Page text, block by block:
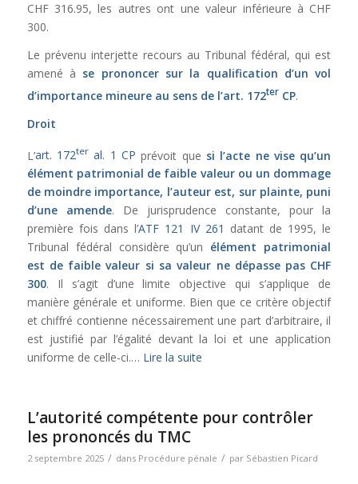
CHF 316.95, les autres ont une valeur inférieure à CHF
300.
Le prévenu interjette recours au Tribunal fédéral, qui est
amené à se prononcer sur la qualification d’un vol
d’importance mineure au sens de l’art. 172terCP.
Droit
L’art. 172teral. 1 CP prévoit que si l’acte ne vise qu’un
élément patrimonial de faible valeur ou un dommage
de moindre importance, l’auteur est, sur plainte, puni
d’une amende. De jurisprudence constante, pour la
première fois dans l’ATF 121 IV 261 datant de 1995, le
Tribunal fédéral considère qu’un élément patrimonial
est de faible valeur si sa valeur ne dépasse pas CHF
300. Il s’agit d’une limite objective qui s’applique de
manière générale et uniforme. Bien que ce critère objectif
et chiffré contienne nécessairement une part d’arbitraire, il
est justifié par l’égalité devant la loi et une application
uniforme de celle-ci.… Lire la suite
L’autorité compétente pour contrôler
les prononcés du TMC
2 septembre 2025 / dans Procédure pénale / par Sébastien Picard